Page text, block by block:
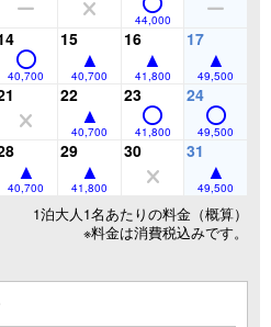
44,000
40,700
15
40,700
16
41,800
17
49,500
22
40,700
23
41,800
24
49,500
40,700
29
41,800
30 31
49,500
1泊大人1名あたりの料金（概算）
※料金は消費税込みです。